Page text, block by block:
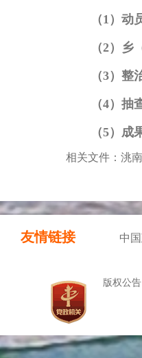
（1）动
（2）乡
（3）整
（4）抽
（5）成
相关文件：洮
友情链接 中
版权公